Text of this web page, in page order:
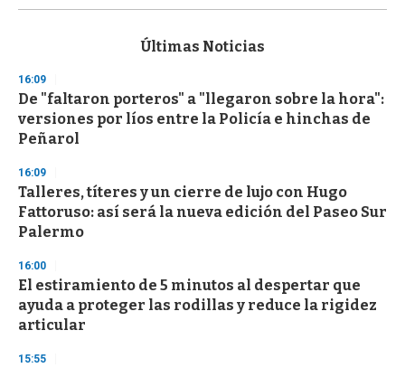
s
d
s
o
f
3
s
e
c
o
n
Últimas Noticias
16:09
De "faltaron porteros" a "llegaron sobre la hora":
versiones por líos entre la Policía e hinchas de
Peñarol
16:09
Talleres, títeres y un cierre de lujo con Hugo
Fattoruso: así será la nueva edición del Paseo Sur
Palermo
16:00
El estiramiento de 5 minutos al despertar que
ayuda a proteger las rodillas y reduce la rigidez
articular
15:55